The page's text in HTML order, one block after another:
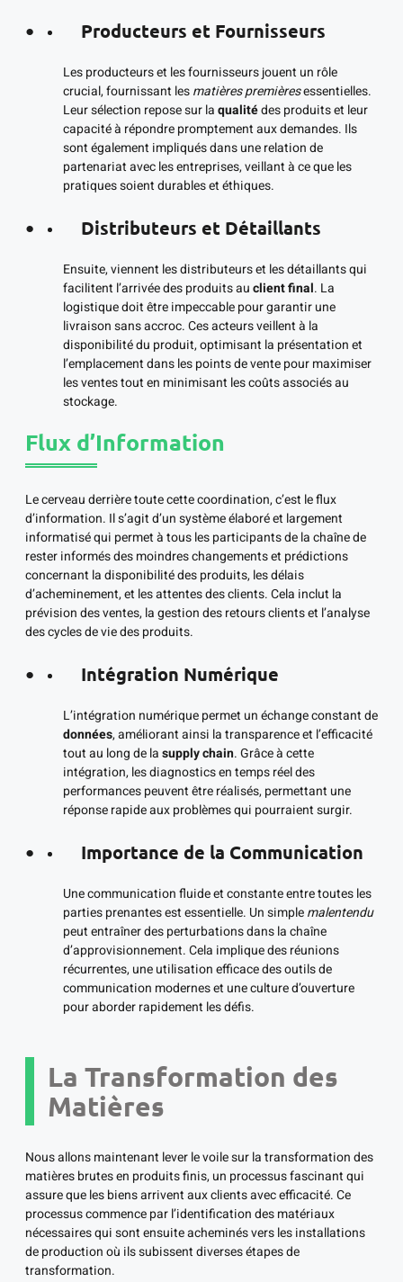
Producteurs et Fournisseurs
Les producteurs et les fournisseurs jouent un rôle
crucial, fournissant lesmatières premièresessentielles.
Leur sélection repose sur laqualitédes produits et leur
capacité à répondre promptement aux demandes. Ils
sont également impliqués dans une relation de
partenariat avec les entreprises, veillant à ce que les
pratiques soient durables et éthiques.
Distributeurs et Détaillants
Ensuite, viennent les distributeurs et les détaillants qui
facilitent l’arrivée des produits auclient final. La
logistique doit être impeccable pour garantir une
livraison sans accroc. Ces acteurs veillent à la
disponibilité du produit, optimisant la présentation et
l’emplacement dans les points de vente pour maximiser
les ventes tout en minimisant les coûts associés au
stockage.
Flux d’Information
Le cerveau derrière toute cette coordination, c’est le flux
d’information. Il s’agit d’un système élaboré et largement
informatisé qui permet à tous les participants de la chaîne de
rester informés des moindres changements et prédictions
concernant la disponibilité des produits, les délais
d’acheminement, et les attentes des clients. Cela inclut la
prévision des ventes, la gestion des retours clients et l’analyse
des cycles de vie des produits.
Intégration Numérique
L’intégration numérique permet un échange constant de
données, améliorant ainsi la transparence et l’efficacité
tout au long de lasupply chain. Grâce à cette
intégration, les diagnostics en temps réel des
performances peuvent être réalisés, permettant une
réponse rapide aux problèmes qui pourraient surgir.
Importance de la Communication
Une communication fluide et constante entre toutes les
parties prenantes est essentielle. Un simplemalentendu
peut entraîner des perturbations dans la chaîne
d’approvisionnement. Cela implique des réunions
récurrentes, une utilisation efficace des outils de
communication modernes et une culture d’ouverture
pour aborder rapidement les défis.
La Transformation des
Matières
Nous allons maintenant lever le voile sur la transformation des
matières brutes en produits finis, un processus fascinant qui
assure que les biens arrivent aux clients avec efficacité. Ce
processus commence par l’identification des matériaux
nécessaires qui sont ensuite acheminés vers les installations
de production où ils subissent diverses étapes de
transformation.